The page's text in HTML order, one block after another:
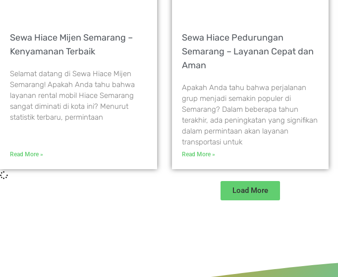
Sewa Hiace Mijen Semarang –
Kenyamanan Terbaik
Selamat datang di Sewa Hiace Mijen
Semarang! Apakah Anda tahu bahwa
layanan rental mobil Hiace Semarang
sangat diminati di kota ini? Menurut
statistik terbaru, permintaan
Read More »
Sewa Hiace Pedurungan
Semarang – Layanan Cepat dan
Aman
Apakah Anda tahu bahwa perjalanan
grup menjadi semakin populer di
Semarang? Dalam beberapa tahun
terakhir, ada peningkatan yang signifikan
dalam permintaan akan layanan
transportasi untuk
Read More »
Load More